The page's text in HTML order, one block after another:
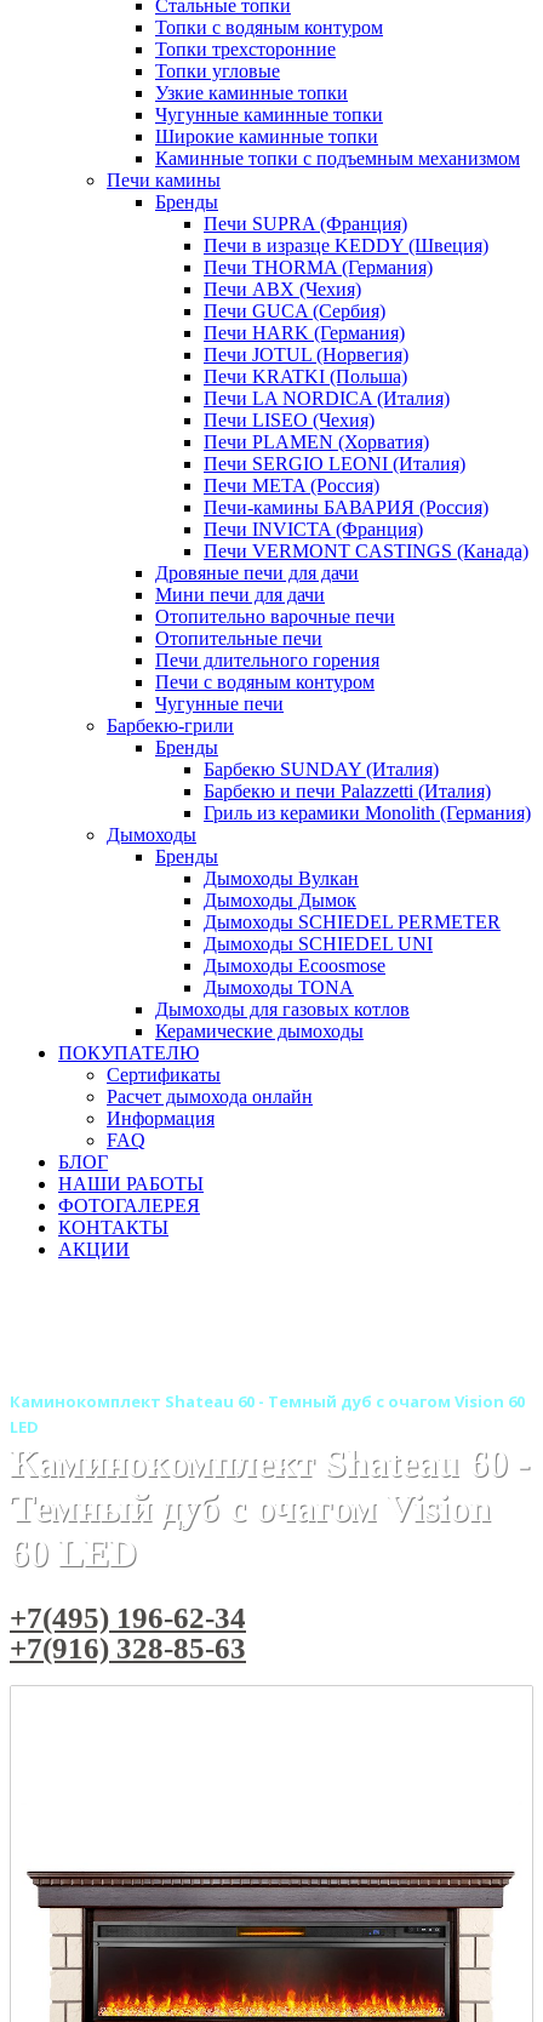
Стальные топки
Топки с водяным контуром
Топки трехсторонние
Топки угловые
Узкие каминные топки
Чугунные каминные топки
Широкие каминные топки
Каминные топки с подъемным механизмом
Печи камины
Бренды
Печи SUPRA (Франция)
Печи в изразце KEDDY (Швеция)
Печи THORMA (Германия)
Печи ABX (Чехия)
Печи GUCA (Сербия)
Печи HARK (Германия)
Печи JOTUL (Норвегия)
Печи KRATKI (Польша)
Печи LA NORDICA (Италия)
Печи LISEO (Чехия)
Печи PLAMEN (Хорватия)
Печи SERGIO LEONI (Италия)
Печи META (Россия)
Печи-камины БАВАРИЯ (Россия)
Печи INVICTA (Франция)
Печи VERMONT CASTINGS (Канада)
Дровяные печи для дачи
Мини печи для дачи
Отопительно варочные печи
Отопительные печи
Печи длительного горения
Печи с водяным контуром
Чугунные печи
Барбекю-грили
Бренды
Барбекю SUNDAY (Италия)
Барбекю и печи Palazzetti (Италия)
Гриль из керамики Monolith (Германия)
Дымоходы
Бренды
Дымоходы Вулкан
Дымоходы Дымок
Дымоходы SCHIEDEL PERMETER
Дымоходы SCHIEDEL UNI
Дымоходы Ecoosmose
Дымоходы TONA
Дымоходы для газовых котлов
Керамические дымоходы
ПОКУПАТЕЛЮ
Сертификаты
Расчет дымохода онлайн
Информация
FAQ
БЛОГ
НАШИ РАБОТЫ
ФОТОГАЛЕРЕЯ
КОНТАКТЫ
АКЦИИ
Каминокомплект Shateau 60 - Темный дуб с очагом Vision 60
LED
Каминокомплект Shateau 60 -
Темный дуб с очагом Vision
60 LED
+7(495) 196-62-34
+7(916) 328-85-63